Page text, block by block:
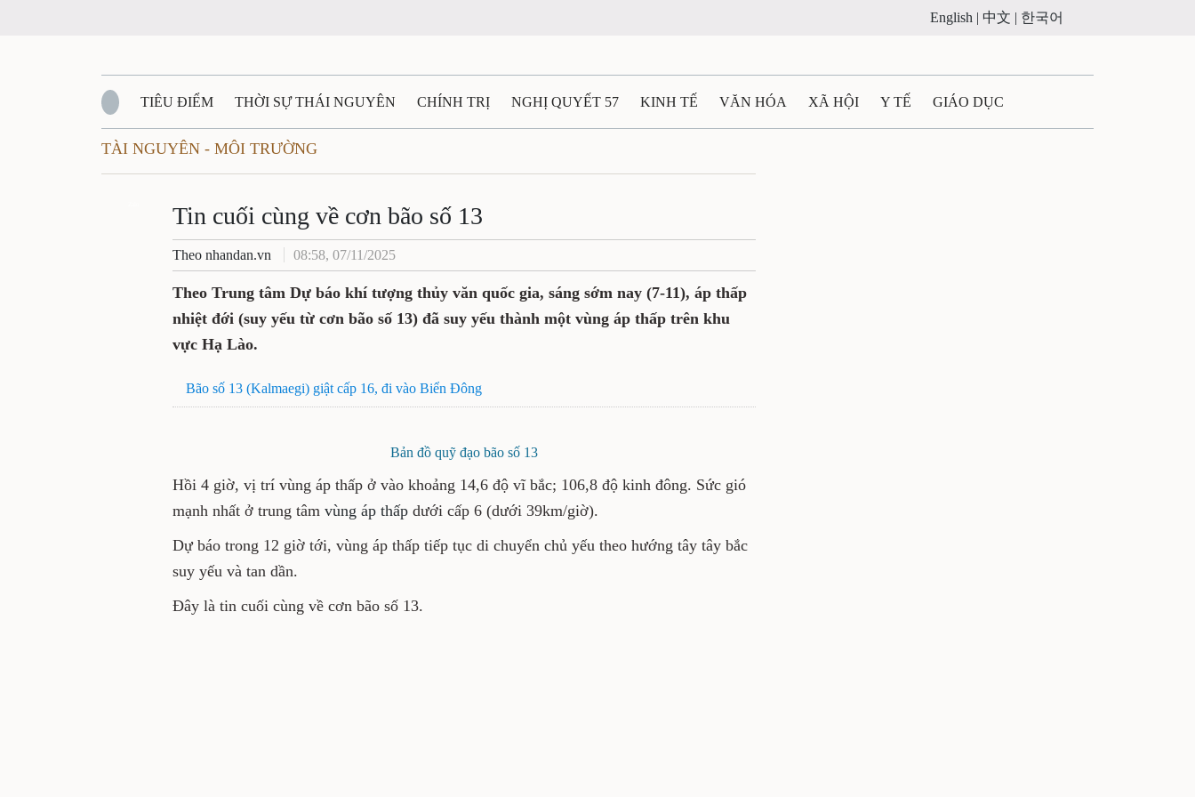
English | 中文 | 한국어
TIÊU ĐIỂM THỜI SỰ THÁI NGUYÊN CHÍNH TRỊ NGHỊ QUYẾT 57 KINH TẾ VĂN HÓA XÃ HỘI Y TẾ GIÁO DỤC
QUỐC PHÒNG - AN NINH BẠN ĐỌC
QUÊ HƯƠNG - ĐẤT NƯỚC QUỐC TẾ TÀI NGUYÊN - MÔI TRƯỜNG
VĂN BẢN, CHÍNH SÁCH MỚI VĂN NGHỆ THÁI NGUYÊN
TÀI NGUYÊN - MÔI TRƯỜNG
Tin cuối cùng về cơn bão số 13
Theo nhandan.vn 08:58, 07/11/2025
Theo Trung tâm Dự báo khí tượng thủy văn quốc gia, sáng sớm nay (7-11), áp thấp
nhiệt đới (suy yếu từ cơn bão số 13) đã suy yếu thành một vùng áp thấp trên khu
vực Hạ Lào.
Bão số 13 (Kalmaegi) giật cấp 16, đi vào Biển Đông
Bản đồ quỹ đạo bão số 13
Hồi 4 giờ, vị trí vùng áp thấp ở vào khoảng 14,6 độ vĩ bắc; 106,8 độ kinh đông. Sức gió
mạnh nhất ở trung tâm vùng áp thấp dưới cấp 6 (dưới 39km/giờ).
Dự báo trong 12 giờ tới, vùng áp thấp tiếp tục di chuyển chủ yếu theo hướng tây tây bắc
suy yếu và tan dần.
Đây là tin cuối cùng về cơn bão số 13.